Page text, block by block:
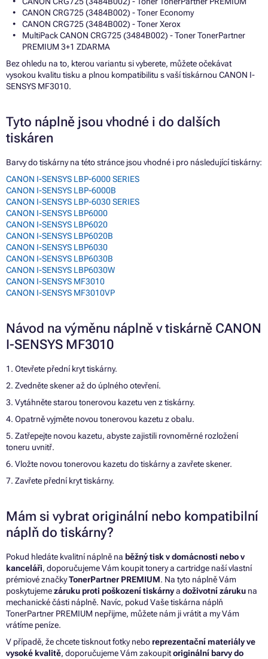
CANON CRG725 (3484B002) - Toner Economy
CANON CRG725 (3484B002) - Toner Xerox
MultiPack CANON CRG725 (3484B002) - Toner TonerPartner
PREMIUM 3+1 ZDARMA
Bez ohledu na to, kterou variantu si vyberete, můžete očekávat
vysokou kvalitu tisku a plnou kompatibilitu s vaší tiskárnou CANON I-
SENSYS MF3010.
Tyto náplně jsou vhodné i do dalších
tiskáren
Barvy do tiskárny na této stránce jsou vhodné i pro následující tiskárny:
CANON I-SENSYS LBP-6000 SERIES
CANON I-SENSYS LBP-6000B
CANON I-SENSYS LBP-6030 SERIES
CANON I-SENSYS LBP6000
CANON I-SENSYS LBP6020
CANON I-SENSYS LBP6020B
CANON I-SENSYS LBP6030
CANON I-SENSYS LBP6030B
CANON I-SENSYS LBP6030W
CANON I-SENSYS MF3010
CANON I-SENSYS MF3010VP
Návod na výměnu náplně v tiskárně CANON
I-SENSYS MF3010
1. Otevřete přední kryt tiskárny.
2. Zvedněte skener až do úplného otevření.
3. Vytáhněte starou tonerovou kazetu ven z tiskárny.
4. Opatrně vyjměte novou tonerovou kazetu z obalu.
5. Zatřepejte novou kazetu, abyste zajistili rovnoměrné rozložení
toneru uvnitř.
6. Vložte novou tonerovou kazetu do tiskárny a zavřete skener.
7. Zavřete přední kryt tiskárny.
Mám si vybrat originální nebo kompatibilní
náplň do tiskárny?
Pokud hledáte kvalitní náplně na běžný tisk v domácnosti nebo v
kanceláři, doporučujeme Vám koupit tonery a cartridge naší vlastní
prémiové značkyTonerPartner PREMIUM. Na tyto náplně Vám
poskytujemezáruku proti poškození tiskárnya doživotní záruku na
mechanické části náplně. Navíc, pokud Vaše tiskárna náplň
TonerPartner PREMIUM nepřijme, můžete nám ji vrátit a my Vám
vrátíme peníze.
V případě, že chcete tisknout fotky neboreprezentační materiály ve
vysoké kvalitě, doporučujeme Vám zakoupitoriginální barvy do